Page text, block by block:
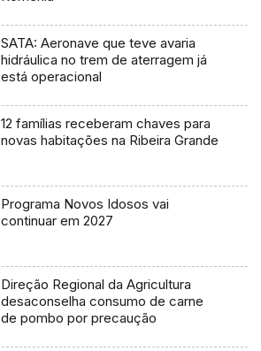
SATA: Aeronave que teve avaria
hidráulica no trem de aterragem já
está operacional
12 famílias receberam chaves para
novas habitações na Ribeira Grande
Programa Novos Idosos vai
continuar em 2027
Direção Regional da Agricultura
desaconselha consumo de carne
de pombo por precaução